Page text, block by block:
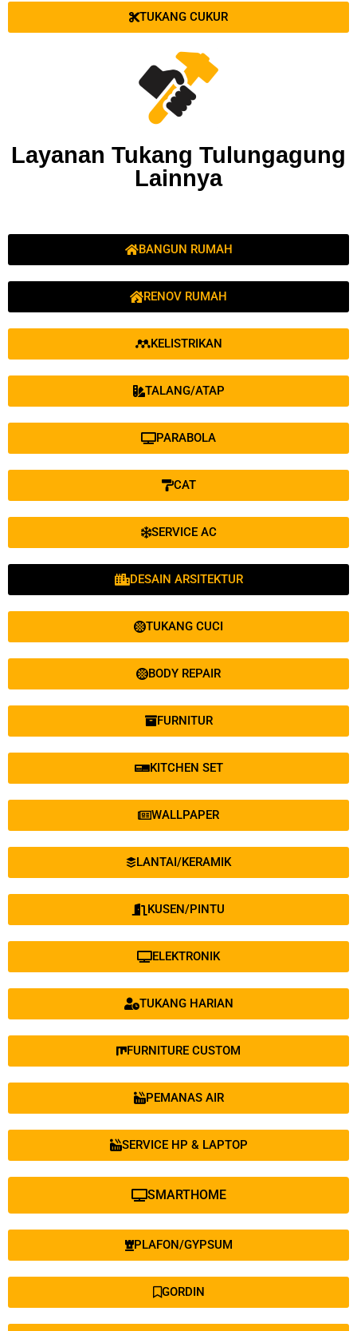
TUKANG CUKUR
Layanan Tukang Tulungagung
Lainnya
BANGUN RUMAH
RENOV RUMAH
KELISTRIKAN
TALANG/ATAP
PARABOLA
CAT
SERVICE AC
DESAIN ARSITEKTUR
TUKANG CUCI
BODY REPAIR
FURNITUR
KITCHEN SET
WALLPAPER
LANTAI/KERAMIK
KUSEN/PINTU
ELEKTRONIK
TUKANG HARIAN
FURNITURE CUSTOM
PEMANAS AIR
SERVICE HP & LAPTOP
SMARTHOME
PLAFON/GYPSUM
GORDIN